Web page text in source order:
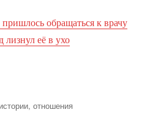
обращаться к врачу
лизнул её в ухо
Метки
истории,отношения